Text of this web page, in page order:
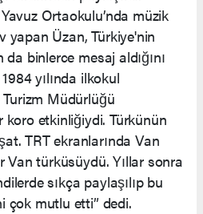
Ortaokulu’nda müzik
yapan Üzan, Türkiye'nin
da binlerce mesaj aldığını
yılında ilkokul
Müdürlüğü
koro etkinliğiydi. Türkünün
TRT ekranlarında Van
Van türküsüydü. Yıllar sonra
sıkça paylaşılıp bu
çok mutlu etti” dedi.